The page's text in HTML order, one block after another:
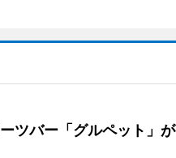
ツバー「グルペット」が